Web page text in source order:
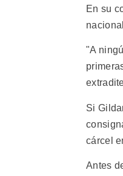
En su
"A
Si
cárcel
Antes